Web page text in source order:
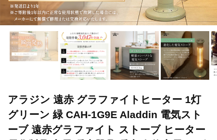
アラジン 遠赤 グラファイトヒーター 1灯
グリーン 緑 CAH-1G9E Aladdin 電気スト
ーブ 遠赤グラファイト ストーブ ヒーター